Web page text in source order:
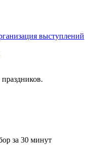
выступлений
за 30 минут